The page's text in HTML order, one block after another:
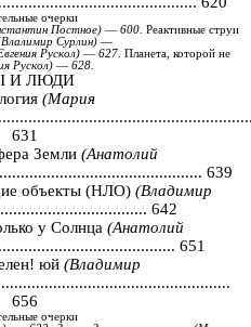
очерки
Постное) — 600. Реактивные струи
Влалимир Сурлин) —
Рускол)— 627.Планета ,которой не
Рускол) — 628.
И ЛЮДИ
(Мария
631
Земли (Анатолий
639
объекты (НЛО) (Владимир
642
у Солнца(Анатолий
651
юй (Владимир
656
очерки